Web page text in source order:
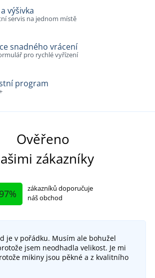
výšivka
servis na jednom místě
snadného vrácení
pro rychlé vyřízení
program
Ověřeno
zákazníky
97%
zákazníků doporučuje
náš obchod
je v pořádku. Musím ale bohužel
jsem neodhadla velikost. Je mi
mikiny jsou pěkné a z kvalitního